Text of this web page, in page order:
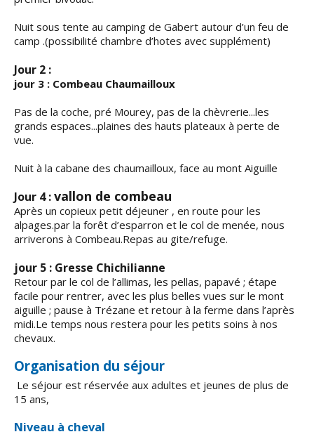
Nuit sous tente au camping de Gabert autour d’un feu de
camp .(possibilité chambre d’hotes avec supplément)
Jour 2 :
jour 3 : Combeau Chaumailloux
Pas de la coche, pré Mourey, pas de la chèvrerie...les
grands espaces...plaines des hauts plateaux à perte de
vue.
Nuit à la cabane des chaumailloux, face au mont Aiguille
Jour 4 :vallon de combeau
Après un copieux petit déjeuner , en route pour les
alpages.par la forêt d’esparron et le col de menée, nous
arriverons à Combeau.Repas au gite/refuge.
jour 5 : Gresse Chichilianne
Retour par le col de l’allimas, les pellas, papavé ; étape
facile pour rentrer, avec les plus belles vues sur le mont
aiguille ; pause à Trézane et retour à la ferme dans l’après
midi.Le temps nous restera pour les petits soins à nos
chevaux.
Organisation du séjour
Le séjour est réservée aux adultes et jeunes de plus de
15 ans,
Niveau à cheval